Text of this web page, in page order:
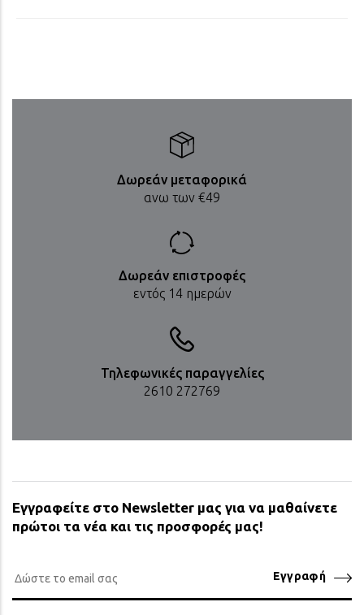
Δωρεάν μεταφορικά
ανω των €49
Δωρεάν επιστροφές
εντός 14 ημερών
Τηλεφωνικές παραγγελίες
2610 272769
Εγγραφείτε στο Newsletter μας για να μαθαίνετε
πρώτοι τα νέα και τις προσφορές μας!
Εγγραφή